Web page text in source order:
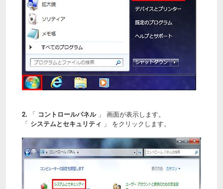
2. 「 コントロールパネル」 画面が表示します。
「 システムとセキュリティ 」 をクリックします。